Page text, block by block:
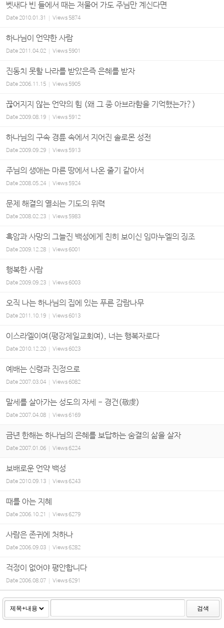
벳새다 빈 들에서 때는 저물어 가도 주님만 계신다면
Date2010.01.31 Views 5874
하나님이 언약한 사람
Date2011.04.02 Views 5901
진동치 못할 나라를 받았은즉 은혜를 받자
Date2006.11.15 Views 5905
끊어지지 않는 언약의 힘 (왜 그 종 아브라함을 기억했는가?)
Date2009.08.19 Views 5912
하나님의 구속 경륜 속에서 지어진 솔로몬 성전
Date2009.09.29 Views 5913
주님의 생애는 마른 땅에서 나온 줄기 같아서
Date2008.05.24 Views 5924
문제 해결의 열쇠는 기도의 위력
Date2008.02.23 Views 5983
흑암과 사망의 그늘진 백성에게 친히 보이신 임마누엘의 징조
Date2009.12.28 Views6001
행복한 사람
Date2009.09.23 Views6003
오직 나는 하나님의 집에 있는 푸른 감람나무
Date2011.10.19 Views6013
이스라엘이여(평강제일교회여), 너는 행복자로다
Date2010.12.20 Views6023
예배는 신령과 진정으로
Date2007.03.04 Views6082
말세를 살아가는 성도의 자세 - 경건(敬虔)
Date2007.04.08 Views6169
금년 한해는 하나님의 은혜를 보답하는 숨결의 삶을 살자
Date 2007.01.06 Views6224
보배로운 언약 백성
Date2010.09.13 Views6243
때를 아는 지혜
Date2006.10.21 Views6279
사람은 존귀에 처하나
Date2006.09.03 Views6282
걱정이 없어야 평안합니다
Date2006.08.07 Views6291
검색